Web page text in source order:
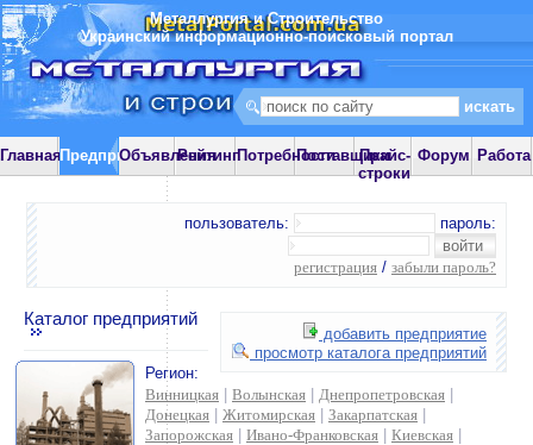
Металлургия и Строительство
Украинский информационно-поисковый портал
ГлавнаяПредприятияОбъявления
РейтингПотребностиПоставщики
Прайс-
строки
Форум Работа
пользователь: пароль:
регистрация / забыли пароль?
добавить предприятие
просмотр каталога предприятий
Каталог предприятий
Регион:
Винницкая
Волынская Днепропетровская
Донецкая
Житомирская Закарпатская
Запорожская
Ивано-Франковская Киевская